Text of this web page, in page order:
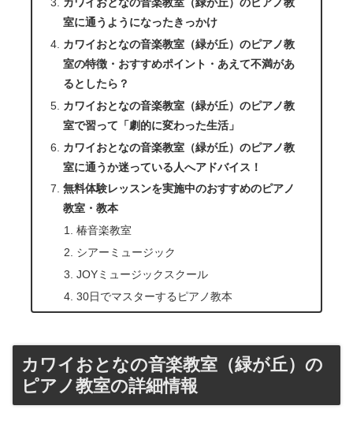
室に通うようになったきっかけ
カワイおとなの音楽教室（緑が丘）のピアノ教
室の特徴・おすすめポイント・あえて不満があ
るとしたら？
カワイおとなの音楽教室（緑が丘）のピアノ教
室で習って「劇的に変わった生活」
カワイおとなの音楽教室（緑が丘）のピアノ教
室に通うか迷っている人へアドバイス！
無料体験レッスンを実施中のおすすめのピアノ
教室・教本
椿音楽教室
シアーミュージック
JOYミュージックスクール
30日でマスターするピアノ教本
カワイおとなの音楽教室（緑が丘）の
ピアノ教室の詳細情報